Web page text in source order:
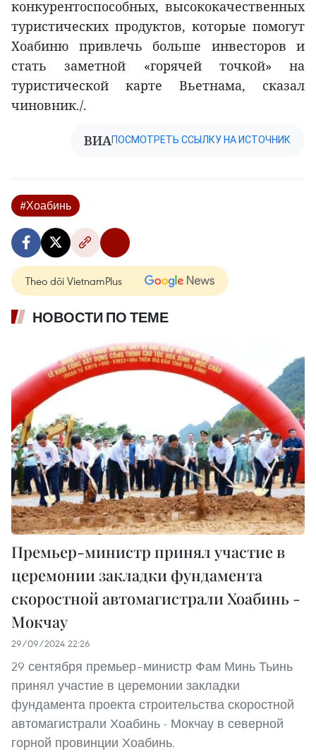
конкурентоспособных, высококачественных
туристических продуктов, которые помогут
Хоабиню привлечь больше инвесторов и
стать заметной «горячей точкой» на
туристической карте Вьетнама, сказал
чиновник./.
ВИАПОСМОТРЕТЬ ССЫЛКУ НА ИСТОЧНИК
#Хоабинь
Theo dõi VietnamPlus
НОВОСТИ ПО ТЕМЕ
Премьер-министр принял участие в
церемонии закладки фундамента
скоростной автомагистрали Хоабинь -
Мокчау
29/09/2024 22:26
29 сентября премьер–министр Фам Минь Тьинь
принял участие в церемонии закладки
фундамента проекта строительства скоростной
автомагистрали Хоабинь - Мокчау в северной
горной провинции Хоабинь.